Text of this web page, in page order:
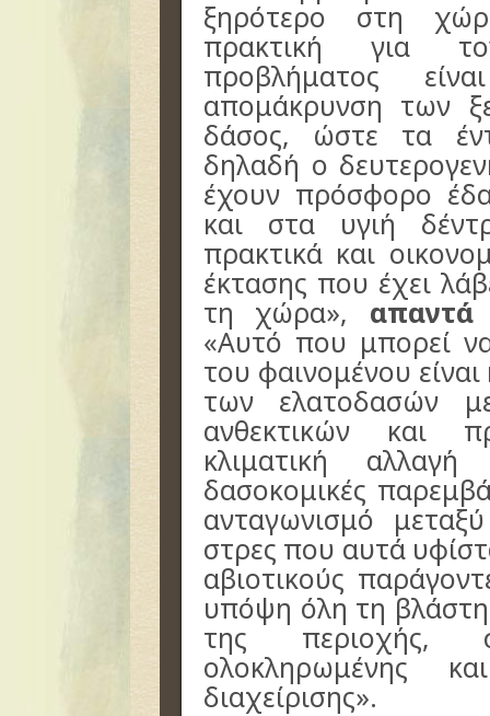
ξηρότερο στη
πρακτική για
προβλήματος
απομάκρυνση των
δάσος, ώστε τα
δηλαδή ο
έχουν πρόσφορο
και στα υγιή
πρακτικά και
έκτασης που έχει
τη χώρα», απαντά
«Αυτό που μπορεί
του φαινομένου
των ελατοδασών
ανθεκτικών και
κλιματική
δασοκομικές
ανταγωνισμό
στρες που αυτά
αβιοτικούς
υπόψη όλη τη
της περιοχής,
ολοκληρωμένης
διαχείρισης».